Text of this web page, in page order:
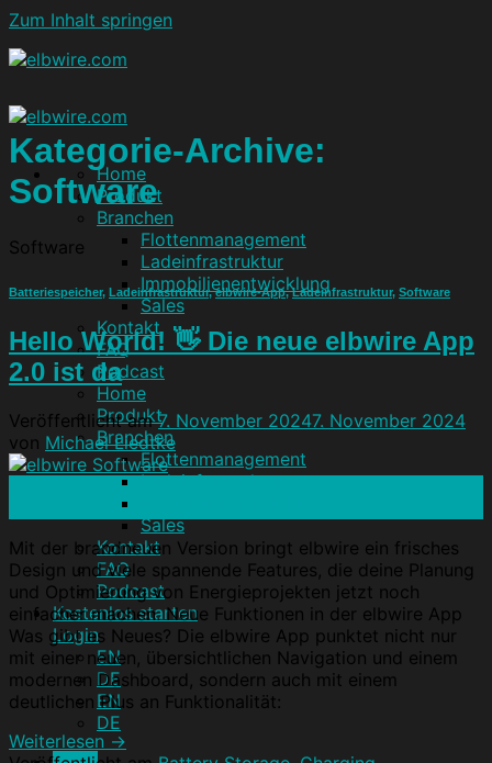
Zum Inhalt springen
Home
Produkt
Branchen
Flottenmanagement
Ladeinfrastruktur
Immobilienentwicklung
Sales
Kontakt
FAQ
Podcast
Home
Produkt
Branchen
Flottenmanagement
Ladeinfrastruktur
Sales
Kontakt
FAQ
Podcast
Kostenlos starten
Login
EN
DE
EN
DE
Kategorie-Archive:
Software
Software
Batteriespeicher, Ladeinfrastruktur,elbwire-App,Ladeinfrastruktur, Software
Hello World! 👋 Die neue elbwire App
2.0 ist da
Veröffentlicht am7. November 20247. November 2024
von Michael Liedtke
Mit der brandneuen Version bringt elbwire ein frisches
Design und viele spannende Features, die deine Planung
und Optimierung von Energieprojekten jetzt noch
einfacher machen. Neue Funktionen in der elbwire App
Was gibt es Neues? Die elbwire App punktet nicht nur
mit einer neuen, übersichtlichen Navigation und einem
modernen Dashboard, sondern auch mit einem
deutlichen Plus an Funktionalität:
Weiterlesen →